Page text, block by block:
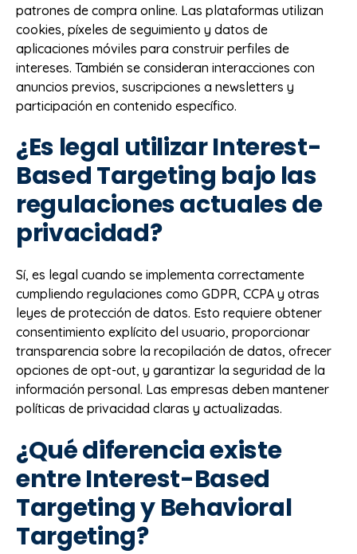
patrones de compra online. Las plataformas utilizan
cookies, píxeles de seguimiento y datos de
aplicaciones móviles para construir perfiles de
intereses. También se consideran interacciones con
anuncios previos, suscripciones a newsletters y
participación en contenido específico.
¿Es legal utilizar Interest-
Based Targeting bajo las
regulaciones actuales de
privacidad?
Sí, es legal cuando se implementa correctamente
cumpliendo regulaciones como GDPR, CCPA y otras
leyes de protección de datos. Esto requiere obtener
consentimiento explícito del usuario, proporcionar
transparencia sobre la recopilación de datos, ofrecer
opciones de opt-out, y garantizar la seguridad de la
información personal. Las empresas deben mantener
políticas de privacidad claras y actualizadas.
¿Qué diferencia existe
entre Interest-Based
Targeting y Behavioral
Targeting?